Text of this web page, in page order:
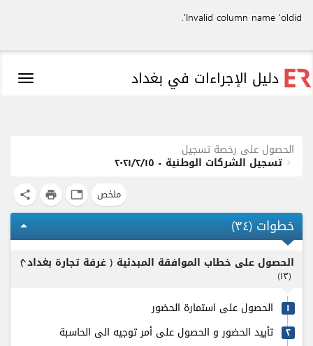
Invalid column name 'oldid'.
دليل الإجراءات في بغداد
الحصول على رخصة تسجيل
تسجيل الشركات الوطنية - ٢٠٢١/٢/١٥
ملخص tab
print
share
خطوات (٣٤)
arrow_drop_up
الحصول على خطاب الموافقة المبدئية ( غرفة تجارة بغداد )
(۱٣)
expand_less
۱ الحصول على استمارة الحضور
٢ تأييد الحضور و الحصول على أمر توجيه الى الحاسبة